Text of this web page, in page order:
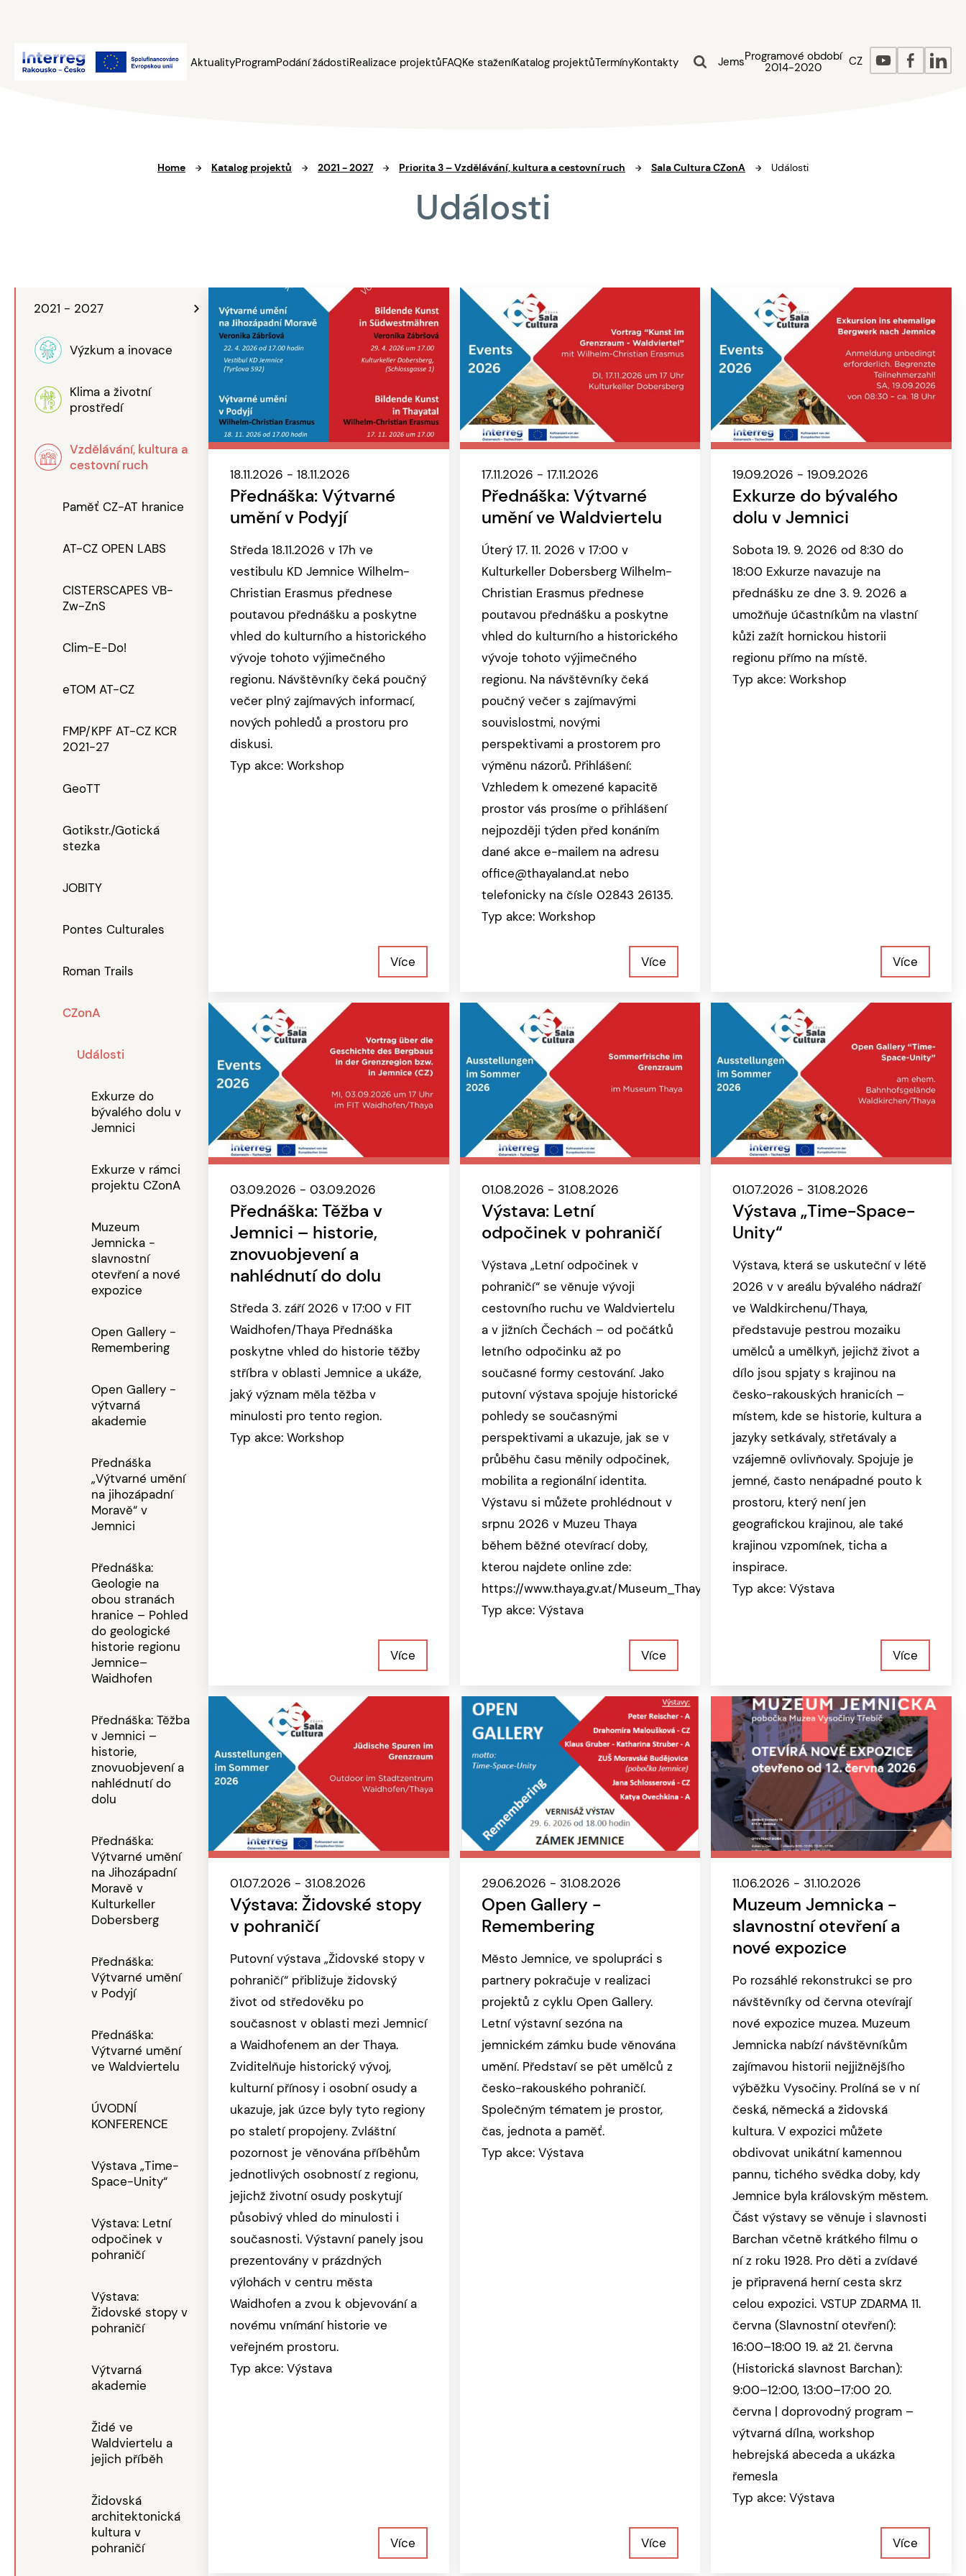
AktualityProgramPodání žádostiRealizace projektůFAQKe staženíKatalog projektůTermínyKontakty JemsProgramové období
2014-2020
CZ
Home Katalog projektů 2021 - 2027 Priorita 3 – Vzdělávání, kultura a cestovní ruch Sala Cultura CZonA Události
Události
2021 - 2027
Výzkum a inovace
Klima a životní
prostředí
Vzdělávání, kultura a
cestovní ruch
Paměť CZ-AT hranice
AT-CZ OPEN LABS
CISTERSCAPES VB-
Zw-ZnS
Clim-E-Do!
eTOM AT-CZ
FMP/KPF AT-CZ KCR
2021-27
GeoTT
Gotikstr./Gotická
stezka
JOBITY
Pontes Culturales
Roman Trails
CZonA
Události
Exkurze do
bývalého dolu v
Jemnici
Exkurze v rámci
projektu CZonA
Muzeum
Jemnicka -
slavnostní
otevření a nové
expozice
Open Gallery -
Remembering
Open Gallery -
výtvarná
akademie
Přednáška
„Výtvarné umění
na jihozápadní
Moravě“ v
Jemnici
Přednáška:
Geologie na
obou stranách
hranice – Pohled
do geologické
historie regionu
Jemnice–
Waidhofen
Přednáška: Těžba
v Jemnici –
historie,
znovuobjevení a
nahlédnutí do
dolu
Přednáška:
Výtvarné umění
na Jihozápadní
Moravě v
Kulturkeller
Dobersberg
Přednáška:
Výtvarné umění
v Podyjí
Přednáška:
Výtvarné umění
ve Waldviertelu
ÚVODNÍ
KONFERENCE
Výstava „Time-
Space-Unity“
Výstava: Letní
odpočinek v
pohraničí
Výstava:
Židovské stopy v
pohraničí
Výtvarná
akademie
Židé ve
Waldviertelu a
jejich příběh
Židovská
architektonická
kultura v
pohraničí
18.11.2026 - 18.11.2026
Přednáška: Výtvarné
umění v Podyjí
Středa 18.11.2026 v 17h ve
vestibulu KD Jemnice Wilhelm-
Christian Erasmus přednese
poutavou přednášku a poskytne
vhled do kulturního a historického
vývoje tohoto výjimečného
regionu. Návštěvníky čeká poučný
večer plný zajímavých informací,
nových pohledů a prostoru pro
diskusi.
Typ akce: Workshop
Více
17.11.2026 - 17.11.2026
Přednáška: Výtvarné
umění ve Waldviertelu
Úterý 17. 11. 2026 v 17:00 v
Kulturkeller Dobersberg Wilhelm-
Christian Erasmus přednese
poutavou přednášku a poskytne
vhled do kulturního a historického
vývoje tohoto výjimečného
regionu. Na návštěvníky čeká
poučný večer s zajímavými
souvislostmi, novými
perspektivami a prostorem pro
výměnu názorů. Přihlášení:
Vzhledem k omezené kapacitě
prostor vás prosíme o přihlášení
nejpozději týden před konáním
dané akce e-mailem na adresu
office@thayaland.at nebo
telefonicky na čísle 02843 26135.
Typ akce: Workshop
Více
19.09.2026 - 19.09.2026
Exkurze do bývalého
dolu v Jemnici
Sobota 19. 9. 2026 od 8:30 do
18:00 Exkurze navazuje na
přednášku ze dne 3. 9. 2026 a
umožňuje účastníkům na vlastní
kůži zažít hornickou historii
regionu přímo na místě.
Typ akce: Workshop
Více
03.09.2026 - 03.09.2026
Přednáška: Těžba v
Jemnici – historie,
znovuobjevení a
nahlédnutí do dolu
Středa 3. září 2026 v 17:00 v FIT
Waidhofen/Thaya Přednáška
poskytne vhled do historie těžby
stříbra v oblasti Jemnice a ukáže,
jaký význam měla těžba v
minulosti pro tento region.
Typ akce: Workshop
Více
01.08.2026 - 31.08.2026
Výstava: Letní
odpočinek v pohraničí
Výstava „Letní odpočinek v
pohraničí“ se věnuje vývoji
cestovního ruchu ve Waldviertelu
a v jižních Čechách – od počátků
letního odpočinku až po
současné formy cestování. Jako
putovní výstava spojuje historické
pohledy se současnými
perspektivami a ukazuje, jak se v
průběhu času měnily odpočinek,
mobilita a regionální identita.
Výstavu si můžete prohlédnout v
srpnu 2026 v Muzeu Thaya
během běžné otevírací doby,
kterou najdete online zde:
https://www.thaya.gv.at/Museum_Thaya.
Typ akce: Výstava
Více
01.07.2026 - 31.08.2026
Výstava „Time-Space-
Unity“
Výstava, která se uskuteční v létě
2026 v v areálu bývalého nádraží
ve Waldkirchenu/Thaya,
představuje pestrou mozaiku
umělců a umělkyň, jejichž život a
dílo jsou spjaty s krajinou na
česko-rakouských hranicích –
místem, kde se historie, kultura a
jazyky setkávaly, střetávaly a
vzájemně ovlivňovaly. Spojuje je
jemné, často nenápadné pouto k
prostoru, který není jen
geografickou krajinou, ale také
krajinou vzpomínek, ticha a
inspirace.
Typ akce: Výstava
Více
01.07.2026 - 31.08.2026
Výstava: Židovské stopy
v pohraničí
Putovní výstava „Židovské stopy v
pohraničí“ přibližuje židovský
život od středověku po
současnost v oblasti mezi Jemnicí
a Waidhofenem an der Thaya.
Zviditelňuje historický vývoj,
kulturní přínosy i osobní osudy a
ukazuje, jak úzce byly tyto regiony
po staletí propojeny. Zvláštní
pozornost je věnována příběhům
jednotlivých osobností z regionu,
jejichž životní osudy poskytují
působivý vhled do minulosti i
současnosti. Výstavní panely jsou
prezentovány v prázdných
výlohách v centru města
Waidhofen a zvou k objevování a
novému vnímání historie ve
veřejném prostoru.
Typ akce: Výstava
Více
29.06.2026 - 31.08.2026
Open Gallery -
Remembering
Město Jemnice, ve spolupráci s
partnery pokračuje v realizaci
projektů z cyklu Open Gallery.
Letní výstavní sezóna na
jemnickém zámku bude věnována
umění. Představí se pět umělců z
česko-rakouského pohraničí.
Společným tématem je prostor,
čas, jednota a paměť.
Typ akce: Výstava
Více
11.06.2026 - 31.10.2026
Muzeum Jemnicka -
slavnostní otevření a
nové expozice
Po rozsáhlé rekonstrukci se pro
návštěvníky od června otevírají
nové expozice muzea. Muzeum
Jemnicka nabízí návštěvníkům
zajímavou historii nejjižnějšího
výběžku Vysočiny. Prolíná se v ní
česká, německá a židovská
kultura. V expozici můžete
obdivovat unikátní kamennou
pannu, tichého svědka doby, kdy
Jemnice byla královským městem.
Část výstavy se věnuje i slavnosti
Barchan včetně krátkého filmu o
ní z roku 1928. Pro děti a zvídavé
je připravená herní cesta skrz
celou expozici. VSTUP ZDARMA 11.
června (Slavnostní otevření):
16:00–18:00 19. až 21. června
(Historická slavnost Barchan):
9:00–12:00, 13:00–17:00 20.
června | doprovodný program –
výtvarná dílna, workshop
hebrejská abeceda a ukázka
řemesla
Typ akce: Výstava
Více